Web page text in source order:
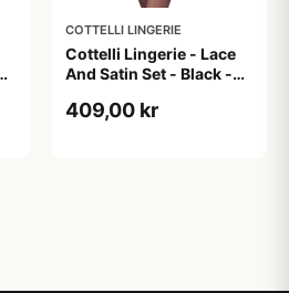
COTTELLI LINGERIE
Cottelli Lingerie - Lace
And Satin Set - Black -
409,00 kr